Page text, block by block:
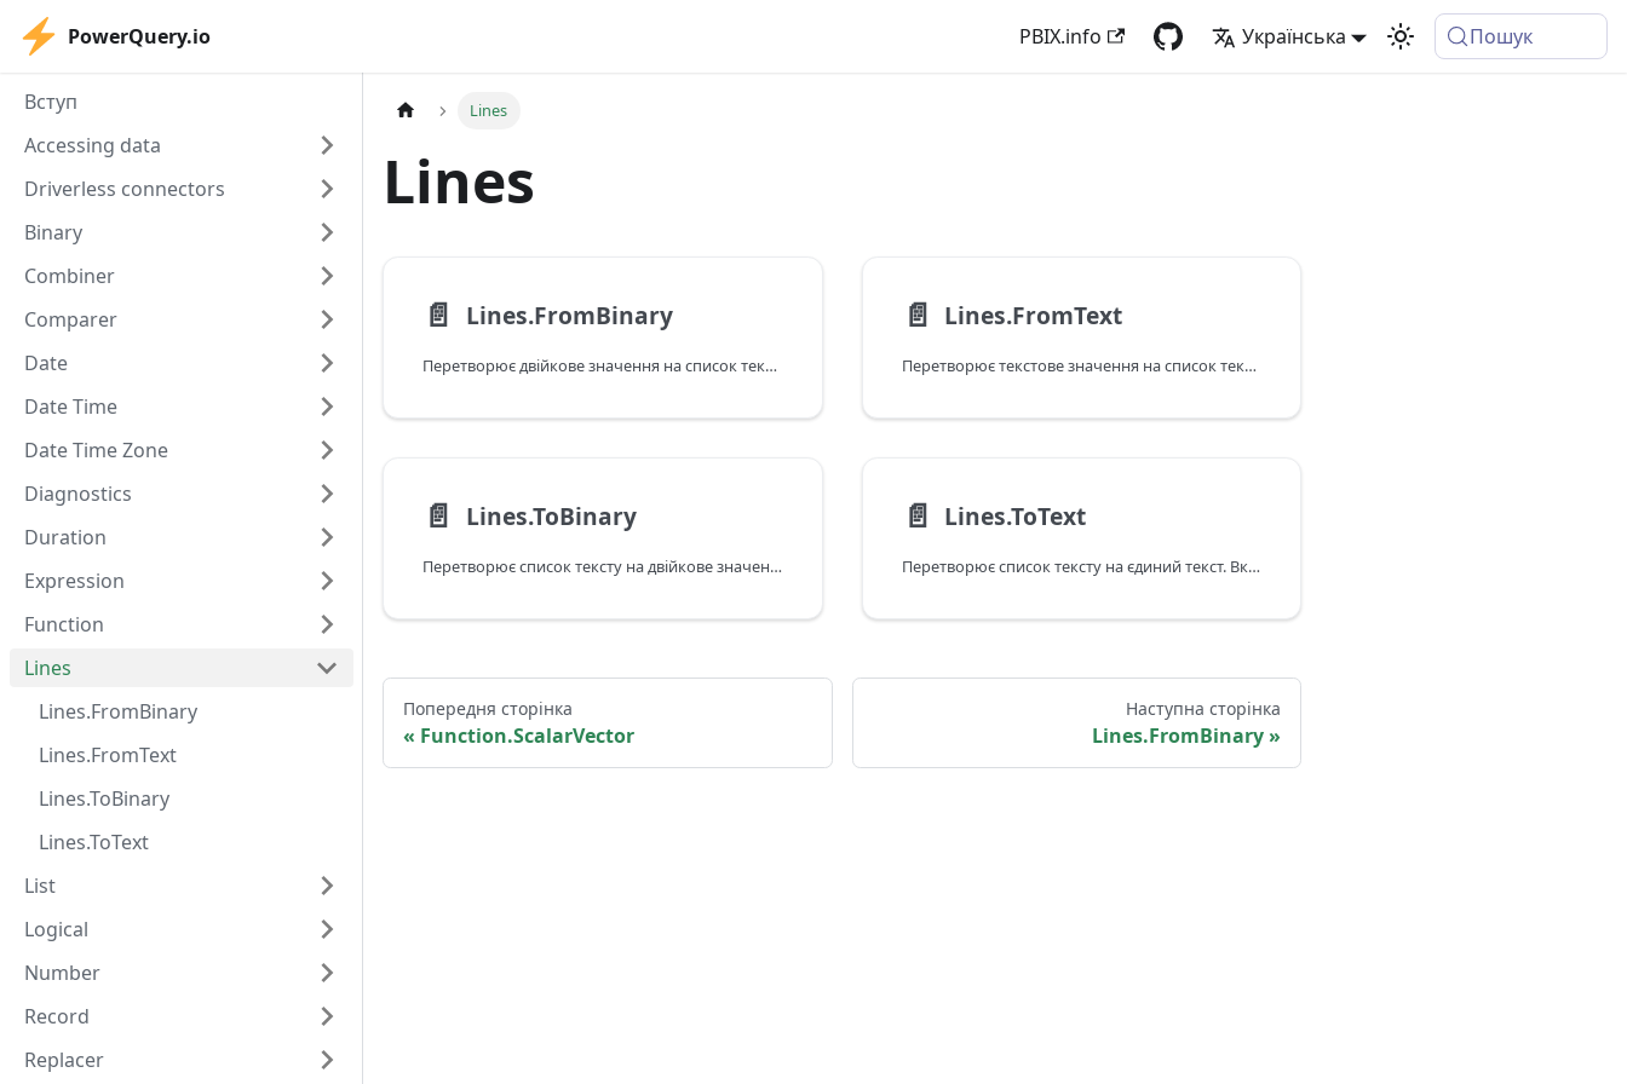
PowerQuery.io PBIX.info Українська Пошук
Вступ
Accessing data
Driverless connectors
Binary
Combiner
Comparer
Date
Date Time
Date Time Zone
Diagnostics
Duration
Expression
Function
Lines
Lines.FromBinary
Lines.FromText
Lines.ToBinary
Lines.ToText
List
Logical
Number
Record
Replacer
Lines
Lines
📄️ Lines.FromBinary
Перетворює двійкове значення на список текстових значень, розділених розривами рядків. Якщо вказано стиль цитування, розриви рядків можуть відображатися в лапках. Якщо параметр includeLineSeparators має значення true, символи розривів рядків включаються в текст.
📄️ Lines.FromText
Перетворює текстове значення на список текстових значень, розділених розривами рядків. Якщо параметр includeLineSeparators має значення "Істина", то символи розривів рядків включаються в текст.
📄️ Lines.ToBinary
Перетворює список тексту на двійкове значення за допомогою вказаного кодування та lineSeparator. Вказаний lineSeparator додається до кожного рядка. Якщо не вказано, використовуються символи повернення каретки та перенесення рядка.
📄️ Lines.ToText
Перетворює список тексту на єдиний текст. Вказаний lineSeparator додається до кожного рядка. Якщо не вказано, використовуються символи повернення каретки та перенесення рядка.
Попередня сторінка
Function.ScalarVector
Наступна сторінка
Lines.FromBinary